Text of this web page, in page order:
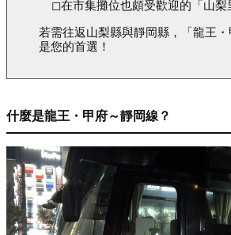
◻︎在市集攤位也頗受歡迎的「山梨
若需往返山梨縣與靜岡縣，「龍王・
是您的首選！
什麼是龍王・甲府～靜岡線？